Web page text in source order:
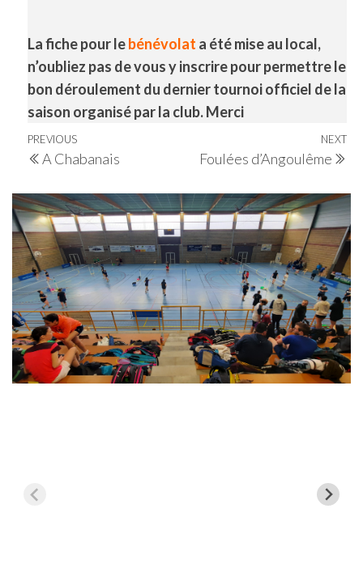
La fiche pour lebénévolat a été mise au local,
n’oubliez pas de vous y inscrire pour permettre le
bon déroulement du dernier tournoi officiel de la
saison organisé par la club. Merci
Navigation
de
l’article
Previous
Post
PREVIOUS
A Chabanais
NEXT
Foulées d’Angoulême